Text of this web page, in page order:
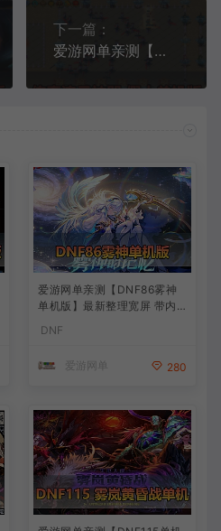
下一篇：
爱游网单亲测【传奇单机版】最新整理流云神器 沙城BOSS版 单职业 魔王冰雪打宝 无限刀 不巅峰假人 GOM精修 GM后台无限元宝可发物品装备 免虚拟机端视频安装教学
爱游网单亲测【DNF86雾神
单机版】最新整理宽屏 带内
新深渊副本 技能护石 虚拟机
DNF
爱游网单 280